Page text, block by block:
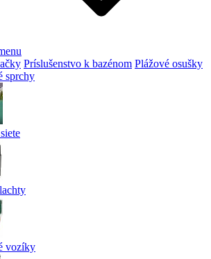
Príslušenstvo k bazénom Plážové osušky
sprchy
vozíky